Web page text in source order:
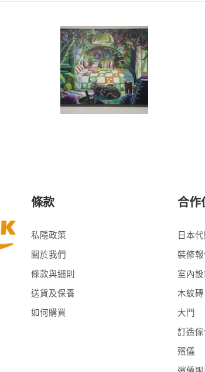
條款
私隱政策
關於我們
條款與細則
送貨及保養
如何購買
合作
日本
裝修
室內
木紋磚
大門
訂造
殯儀